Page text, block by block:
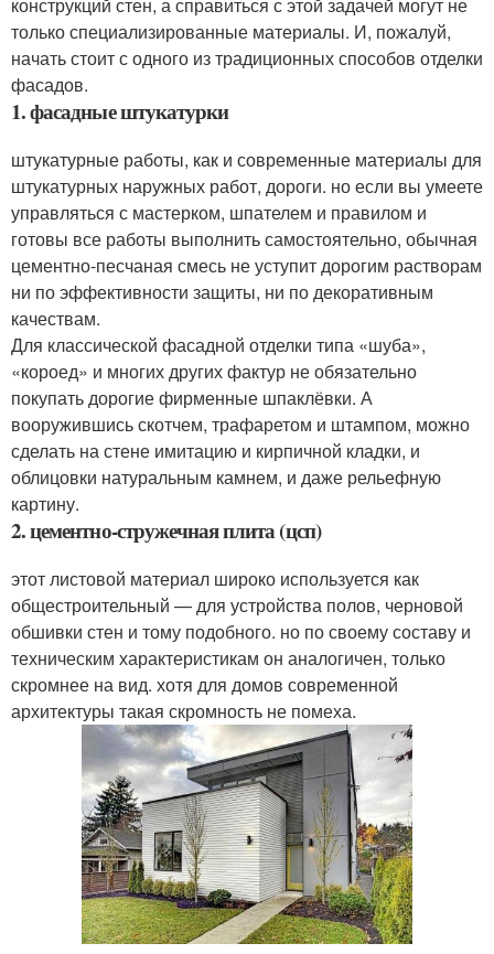
только специализированные материалы. И, пожалуй,
начать стоит с одного из традиционных способов отделки
фасадов.
1. фасадные штукатурки
штукатурные работы, как и современные материалы для
штукатурных наружных работ, дороги. но если вы умеете
управляться с мастерком, шпателем и правилом и
готовы все работы выполнить самостоятельно, обычная
цементно-песчаная смесь не уступит дорогим растворам
ни по эффективности защиты, ни по декоративным
качествам.
Для классической фасадной отделки типа «шуба»,
«короед» и многих других фактур не обязательно
покупать дорогие фирменные шпаклёвки. А
вооружившись скотчем, трафаретом и штампом, можно
сделать на стене имитацию и кирпичной кладки, и
облицовки натуральным камнем, и даже рельефную
картину.
2. цементно-стружечная плита (цсп)
этот листовой материал широко используется как
общестроительный — для устройства полов, черновой
обшивки стен и тому подобного. но по своему составу и
техническим характеристикам он аналогичен, только
скромнее на вид. хотя для домов современной
архитектуры такая скромность не помеха.